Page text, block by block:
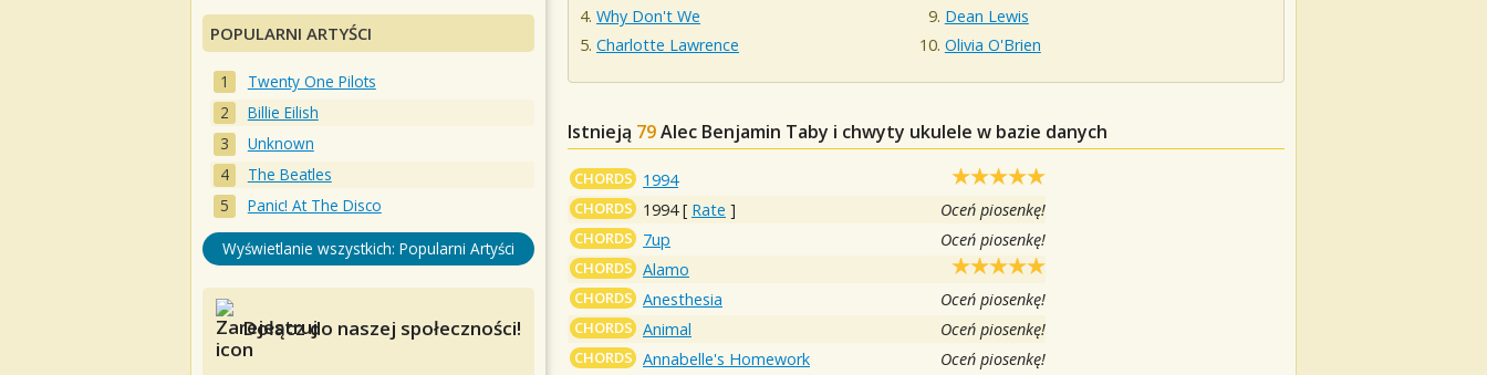
Why Don't We
Charlotte Lawrence
Dean Lewis
Olivia O'Brien
Istnieją 79Alec Benjamin Taby i chwyty ukulele w bazie danych
CHORDS 1994
CHORDS 1994[ Rate ] Oceń piosenkę!
CHORDS 7up Oceń piosenkę!
CHORDS Alamo
CHORDS Anesthesia Oceń piosenkę!
CHORDS Animal Oceń piosenkę!
CHORDS Annabelle's Homework Oceń piosenkę!
POPULARNI ARTYŚCI
Twenty One Pilots
Billie Eilish
Unknown
The Beatles
Panic! At The Disco
Wyświetlanie wszystkich: Popularni Artyści
Dołącz do naszej społeczności!